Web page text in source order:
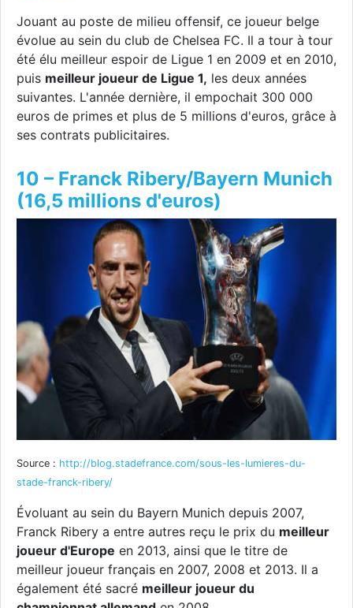
Jouant au poste de milieu offensif, ce joueur belge
évolue au sein du club de Chelsea FC. Il a tour à tour
été élu meilleur espoir de Ligue 1 en 2009 et en 2010,
puis meilleur joueur de Ligue 1, les deux années
suivantes. L'année dernière, il empochait 300 000
euros de primes et plus de 5 millions d'euros, grâce à
ses contrats publicitaires.
10 – Franck Ribery/Bayern Munich
(16,5 millions d'euros)
Source : http://blog.stadefrance.com/sous-les-lumieres-du-
stade-franck-ribery/
Évoluant au sein du Bayern Munich depuis 2007,
Franck Ribery a entre autres reçu le prix du meilleur
joueur d'Europe en 2013, ainsi que le titre de
meilleur joueur français en 2007, 2008 et 2013. Il a
également été sacré meilleur joueur du